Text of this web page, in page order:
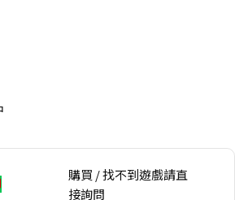
購買 / 找不到遊戲請直
接詢問